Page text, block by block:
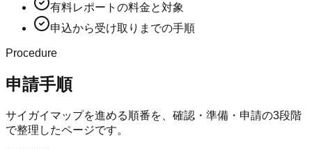
有料レポートの料金と対象
申込から受け取りまでの手順
Procedure
申請手順
サイガイマップを進める順番を、確認・準備・申請の3段階
で整理したページです。